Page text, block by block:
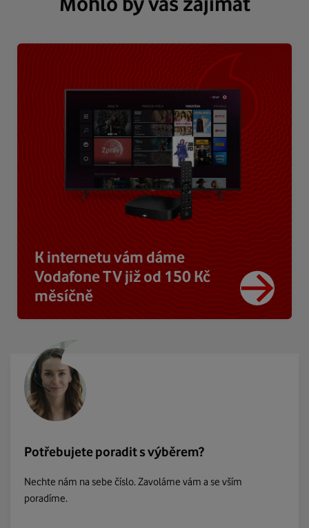
K internetu vám dáme
Vodafone TV již od 150 Kč
měsíčně
Potřebujete poradit s výběrem?
Nechte nám na sebe číslo. Zavoláme vám a se vším
poradíme.